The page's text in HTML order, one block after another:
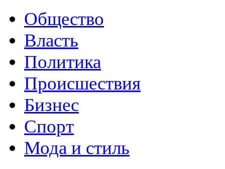
Общество
Власть
Политика
Происшествия
Бизнес
Спорт
Мода и стиль